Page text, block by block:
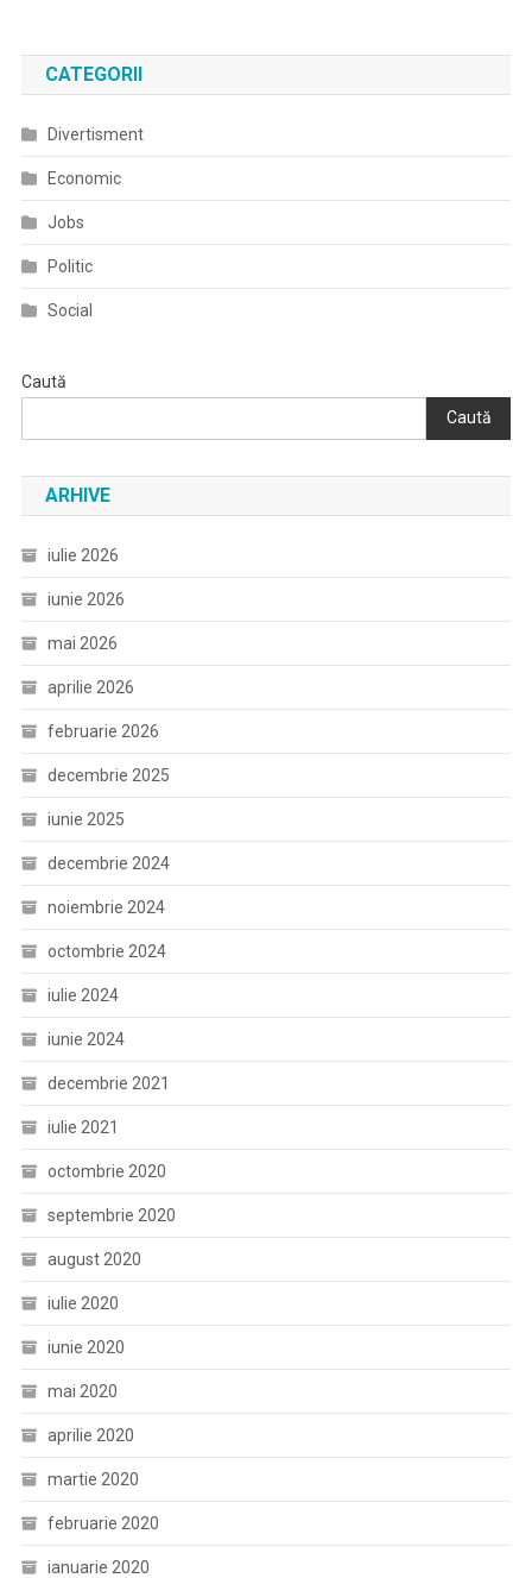
CATEGORII
Divertisment
Economic
Jobs
Politic
Social
Caută
Caută
ARHIVE
iulie 2026
iunie 2026
mai 2026
aprilie 2026
februarie 2026
decembrie 2025
iunie 2025
decembrie 2024
noiembrie 2024
octombrie 2024
iulie 2024
iunie 2024
decembrie 2021
iulie 2021
octombrie 2020
septembrie 2020
august 2020
iulie 2020
iunie 2020
mai 2020
aprilie 2020
martie 2020
februarie 2020
ianuarie 2020